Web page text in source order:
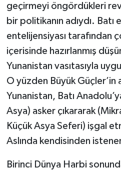
geçirmeyi öngördükleri
bir politikanın adıydı.
entelijensiyası tarafından
içerisinde hazırlanmış
Yunanistan vasıtasıyla
O yüzden Büyük Güçler’in
Yunanistan, Batı
Asya) asker çıkararak
Küçük Asya Seferi) işgal
Aslında kendisinden
Birinci Dünya Harbi